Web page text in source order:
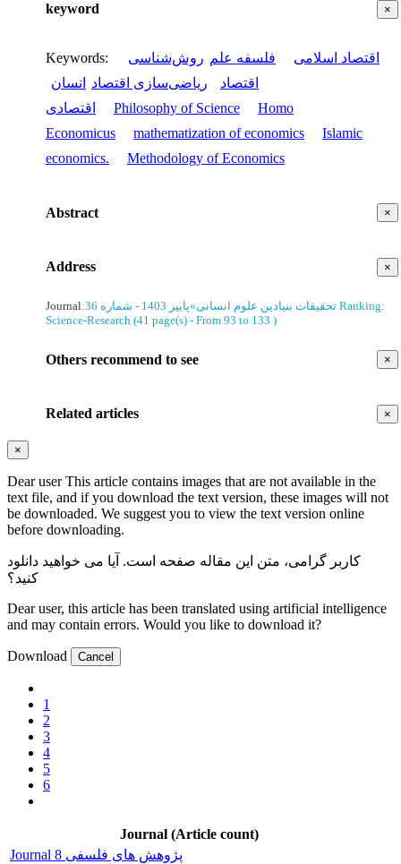
×
keyword
Keywords: اقتصاد اسلامی فلسفه علم روش‌شناسی
اقتصاد
ریاضی‌سازی اقتصاد
انسان
اقتصادی
Philosophy of Science
Homo
Economicus
mathematization of economics
Islamic
economics.
Methodology of Economics
×
Abstract
×
Address
Journal: تحقیقات بنیادین علوم انسانی»پاییز 1403 - شماره 36
Ranking:
Science-Research (‎41 page(s) - From 93 to 133 )
×
Others recommend to see
×
Related articles
×
Dear user This article contains images that are not available in the
text file, and if you download the text version, these images will not
be downloaded. We suggest you to view the text version online
before downloading.
کاربر گرامی، متن این مقاله
صفحه است. آیا می خواهید دانلود
کنید؟
Dear user, this article has been translated using artificial intelligence
and may contain errors. Would you like to download it?
Download Cancel
1
2
3
4
5
6
Journal (Article count)
Journal پژوهش های فلسفی 8